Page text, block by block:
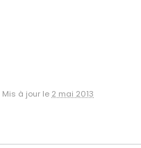
Mis à jour le 2 mai 2013